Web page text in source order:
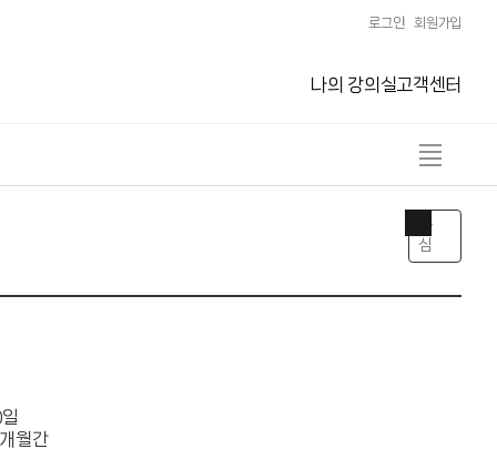
로그인 회원가입
나의 강의실고객센터
전
체
기
열
기
관
심
월간